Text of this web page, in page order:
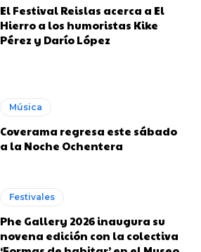
El Festival Reislas acerca a El
Hierro a los humoristas Kike
Pérez y Darío López
Música
Coverama regresa este sábado
a la Noche Ochentera
Festivales
Phe Gallery 2026 inaugura su
novena edición con la colectiva